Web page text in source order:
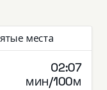
места
02:07
мин/100м